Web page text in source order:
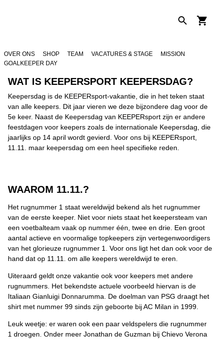
OVER ONS SHOP TEAM VACATURES & STAGE
MISSION
GOALKEEPER DAY
WAT IS KEEPERSPORT KEEPERSDAG?
Keepersdag is de KEEPERsport-vakantie, die in het teken staat
van alle keepers. Dit jaar vieren we deze bijzondere dag voor de
5e keer. Naast de Keepersdag van KEEPERsport zijn er andere
feestdagen voor keepers zoals de internationale Keepersdag, die
jaarlijks op 14 april wordt gevierd. Voor ons bij KEEPERsport,
11.11. maar keepersdag om een ​​heel specifieke reden.
WAAROM 11.11.?
Het rugnummer 1 staat wereldwijd bekend als het rugnummer
van de eerste keeper. Niet voor niets staat het keepersteam van
een voetbalteam vaak op nummer één, twee en drie. Een groot
aantal actieve en voormalige topkeepers zijn vertegenwoordigers
van het glorieuze rugnummer 1. Voor ons ligt het dan ook voor de
hand dat op 11.11. om alle keepers wereldwijd te eren.
Uiteraard geldt onze vakantie ook voor keepers met andere
rugnummers. Het bekendste actuele voorbeeld hiervan is de
Italiaan Gianluigi Donnarumma. De doelman van PSG draagt ​​het
shirt met nummer 99 sinds zijn geboorte bij AC Milan in 1999.
Leuk weetje: er waren ook een paar veldspelers die rugnummer
1 droegen. Onder meer Jonathan de Guzman bij Chievo Verona